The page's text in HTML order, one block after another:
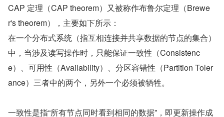
CAP 定理（CAP theorem）又被称作布鲁尔定理（Brewe
r's theorem），主要如下所示：
在一个分布式系统（指互相连接并共享数据的节点的集合）
中，当涉及读写操作时，只能保证一致性（Consistenc
e）、可用性（Availability）、分区容错性（Partition Toler
ance）三者中的两个，另外一个必须被牺牲。
一致性是指“所有节点同时看到相同的数据”，即更新操作成